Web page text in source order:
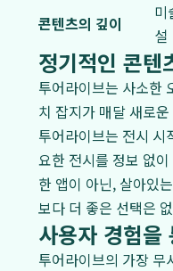
콘텐츠의 깊이
미
설
정기적인 콘텐
투어라이브는 사소한
치 잡지가 매달 새로
투어라이브는 전시 시
요한 전시를 정보 없
한 앱이 아닌, 살아있
보다 더 좋은 선택은
사용자 경험을
투어라이브의 가장